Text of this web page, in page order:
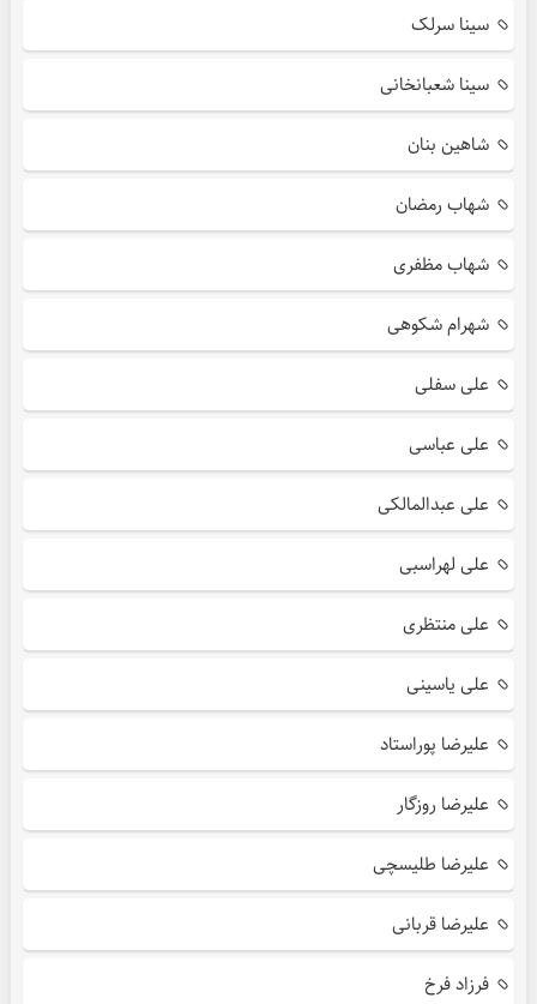
سینا سرلک
سینا شعبانخانی
شاهین بنان
شهاب رمضان
شهاب مظفری
شهرام شکوهی
علی سفلی
علی عباسی
علی عبدالمالکی
علی لهراسبی
علی منتظری
علی یاسینی
علیرضا پوراستاد
علیرضا روزگار
علیرضا طلیسچی
علیرضا قربانی
فرزاد فرخ